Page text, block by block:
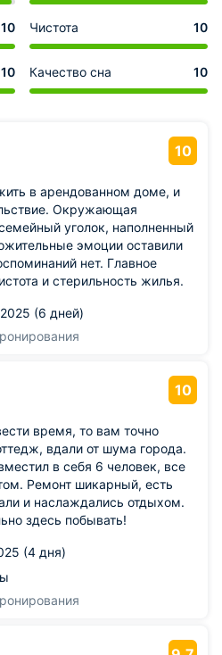
10 Чистота 10
10 Качество сна 10
10
в арендованном доме, и
Окружающая
уголок, наполненный
эмоции оставили
нет. Главное
и стерильность жилья.
(6 дней)
10
время, то вам точно
вдали от шума города.
в себя 6 человек, все
Ремонт шикарный, есть
и наслаждались отдыхом.
здесь побывать!
(4 дня)